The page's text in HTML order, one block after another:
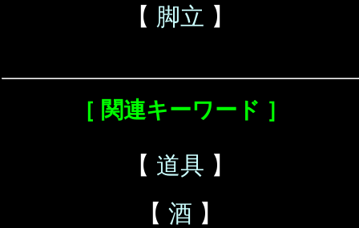
【 脚立 】
［ 関連キーワード ］
【 道具 】
【 酒 】